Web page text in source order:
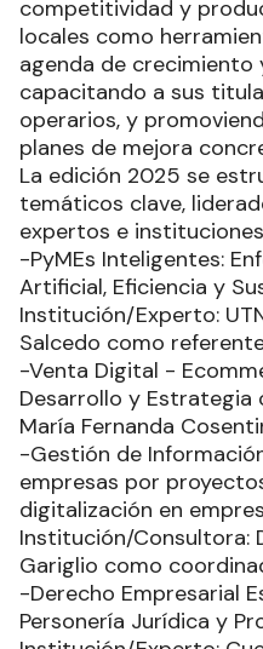
competitividad y
locales como
agenda de crecimiento
capacitando a sus
operarios, y
planes de mejora
La edición 2025 se
temáticos clave,
expertos e
-PyMEs Inteligentes:
Artificial, Eficiencia y
Institución/Experto:
Salcedo como
-Venta Digital -
Desarrollo y Estrategia
María Fernanda
-Gestión de
empresas por
digitalización en
Institución/Consultora:
Gariglio como
-Derecho Empresarial
Personería Jurídica y